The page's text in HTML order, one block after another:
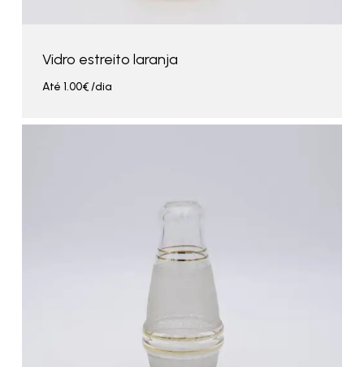
Vidro estreito laranja
Até 1.00€/dia